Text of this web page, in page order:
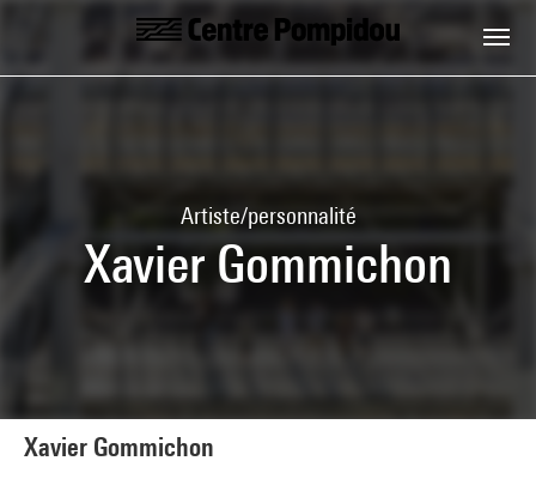
Aller au contenu principal
Centre Pompidou
Artiste/personnalité
Xavier Gommichon
Xavier Gommichon